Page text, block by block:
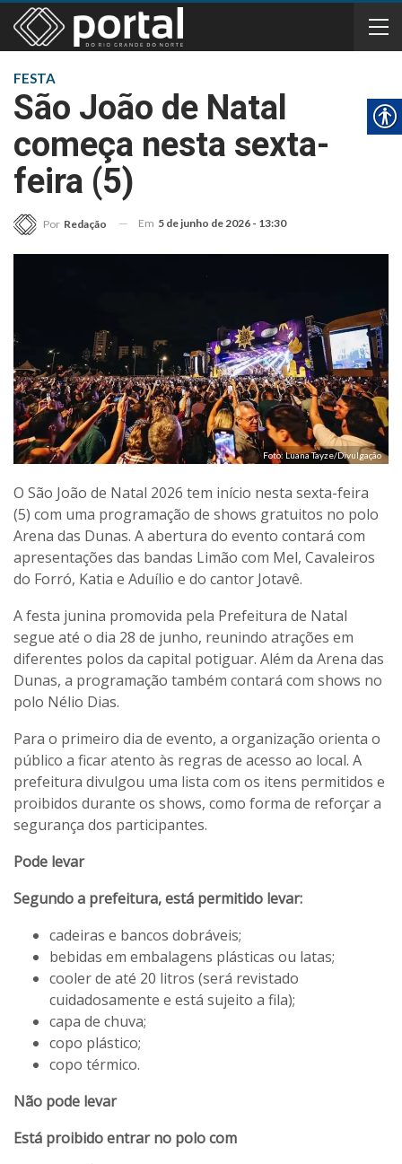
FESTA
São João de Natal
começa nesta sexta-
feira (5)
Por Redação Em 5 de junho de 2026 - 13:30
Foto: Luana Tayze/Divulgação
O São João de Natal 2026 tem início nesta sexta-feira
(5) com uma programação de shows gratuitos no polo
Arena das Dunas. A abertura do evento contará com
apresentações das bandas Limão com Mel, Cavaleiros
do Forró, Katia e Aduílio e do cantor Jotavê.
A festa junina promovida pela Prefeitura de Natal
segue até o dia 28 de junho, reunindo atrações em
diferentes polos da capital potiguar. Além da Arena das
Dunas, a programação também contará com shows no
polo Nélio Dias.
Para o primeiro dia de evento, a organização orienta o
público a ficar atento às regras de acesso ao local. A
prefeitura divulgou uma lista com os itens permitidos e
proibidos durante os shows, como forma de reforçar a
segurança dos participantes.
Pode levar
Segundo a prefeitura, está permitido levar:
cadeiras e bancos dobráveis;
bebidas em embalagens plásticas ou latas;
cooler de até 20 litros (será revistado
cuidadosamente e está sujeito a fila);
capa de chuva;
copo plástico;
copo térmico.
Não pode levar
Está proibido entrar no polo com